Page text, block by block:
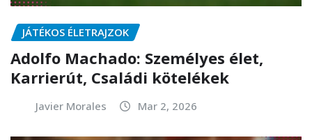
JÁTÉKOS ÉLETRAJZOK
Adolfo Machado: Személyes élet,
Karrierút, Családi kötelékek
Javier Morales Mar 2, 2026